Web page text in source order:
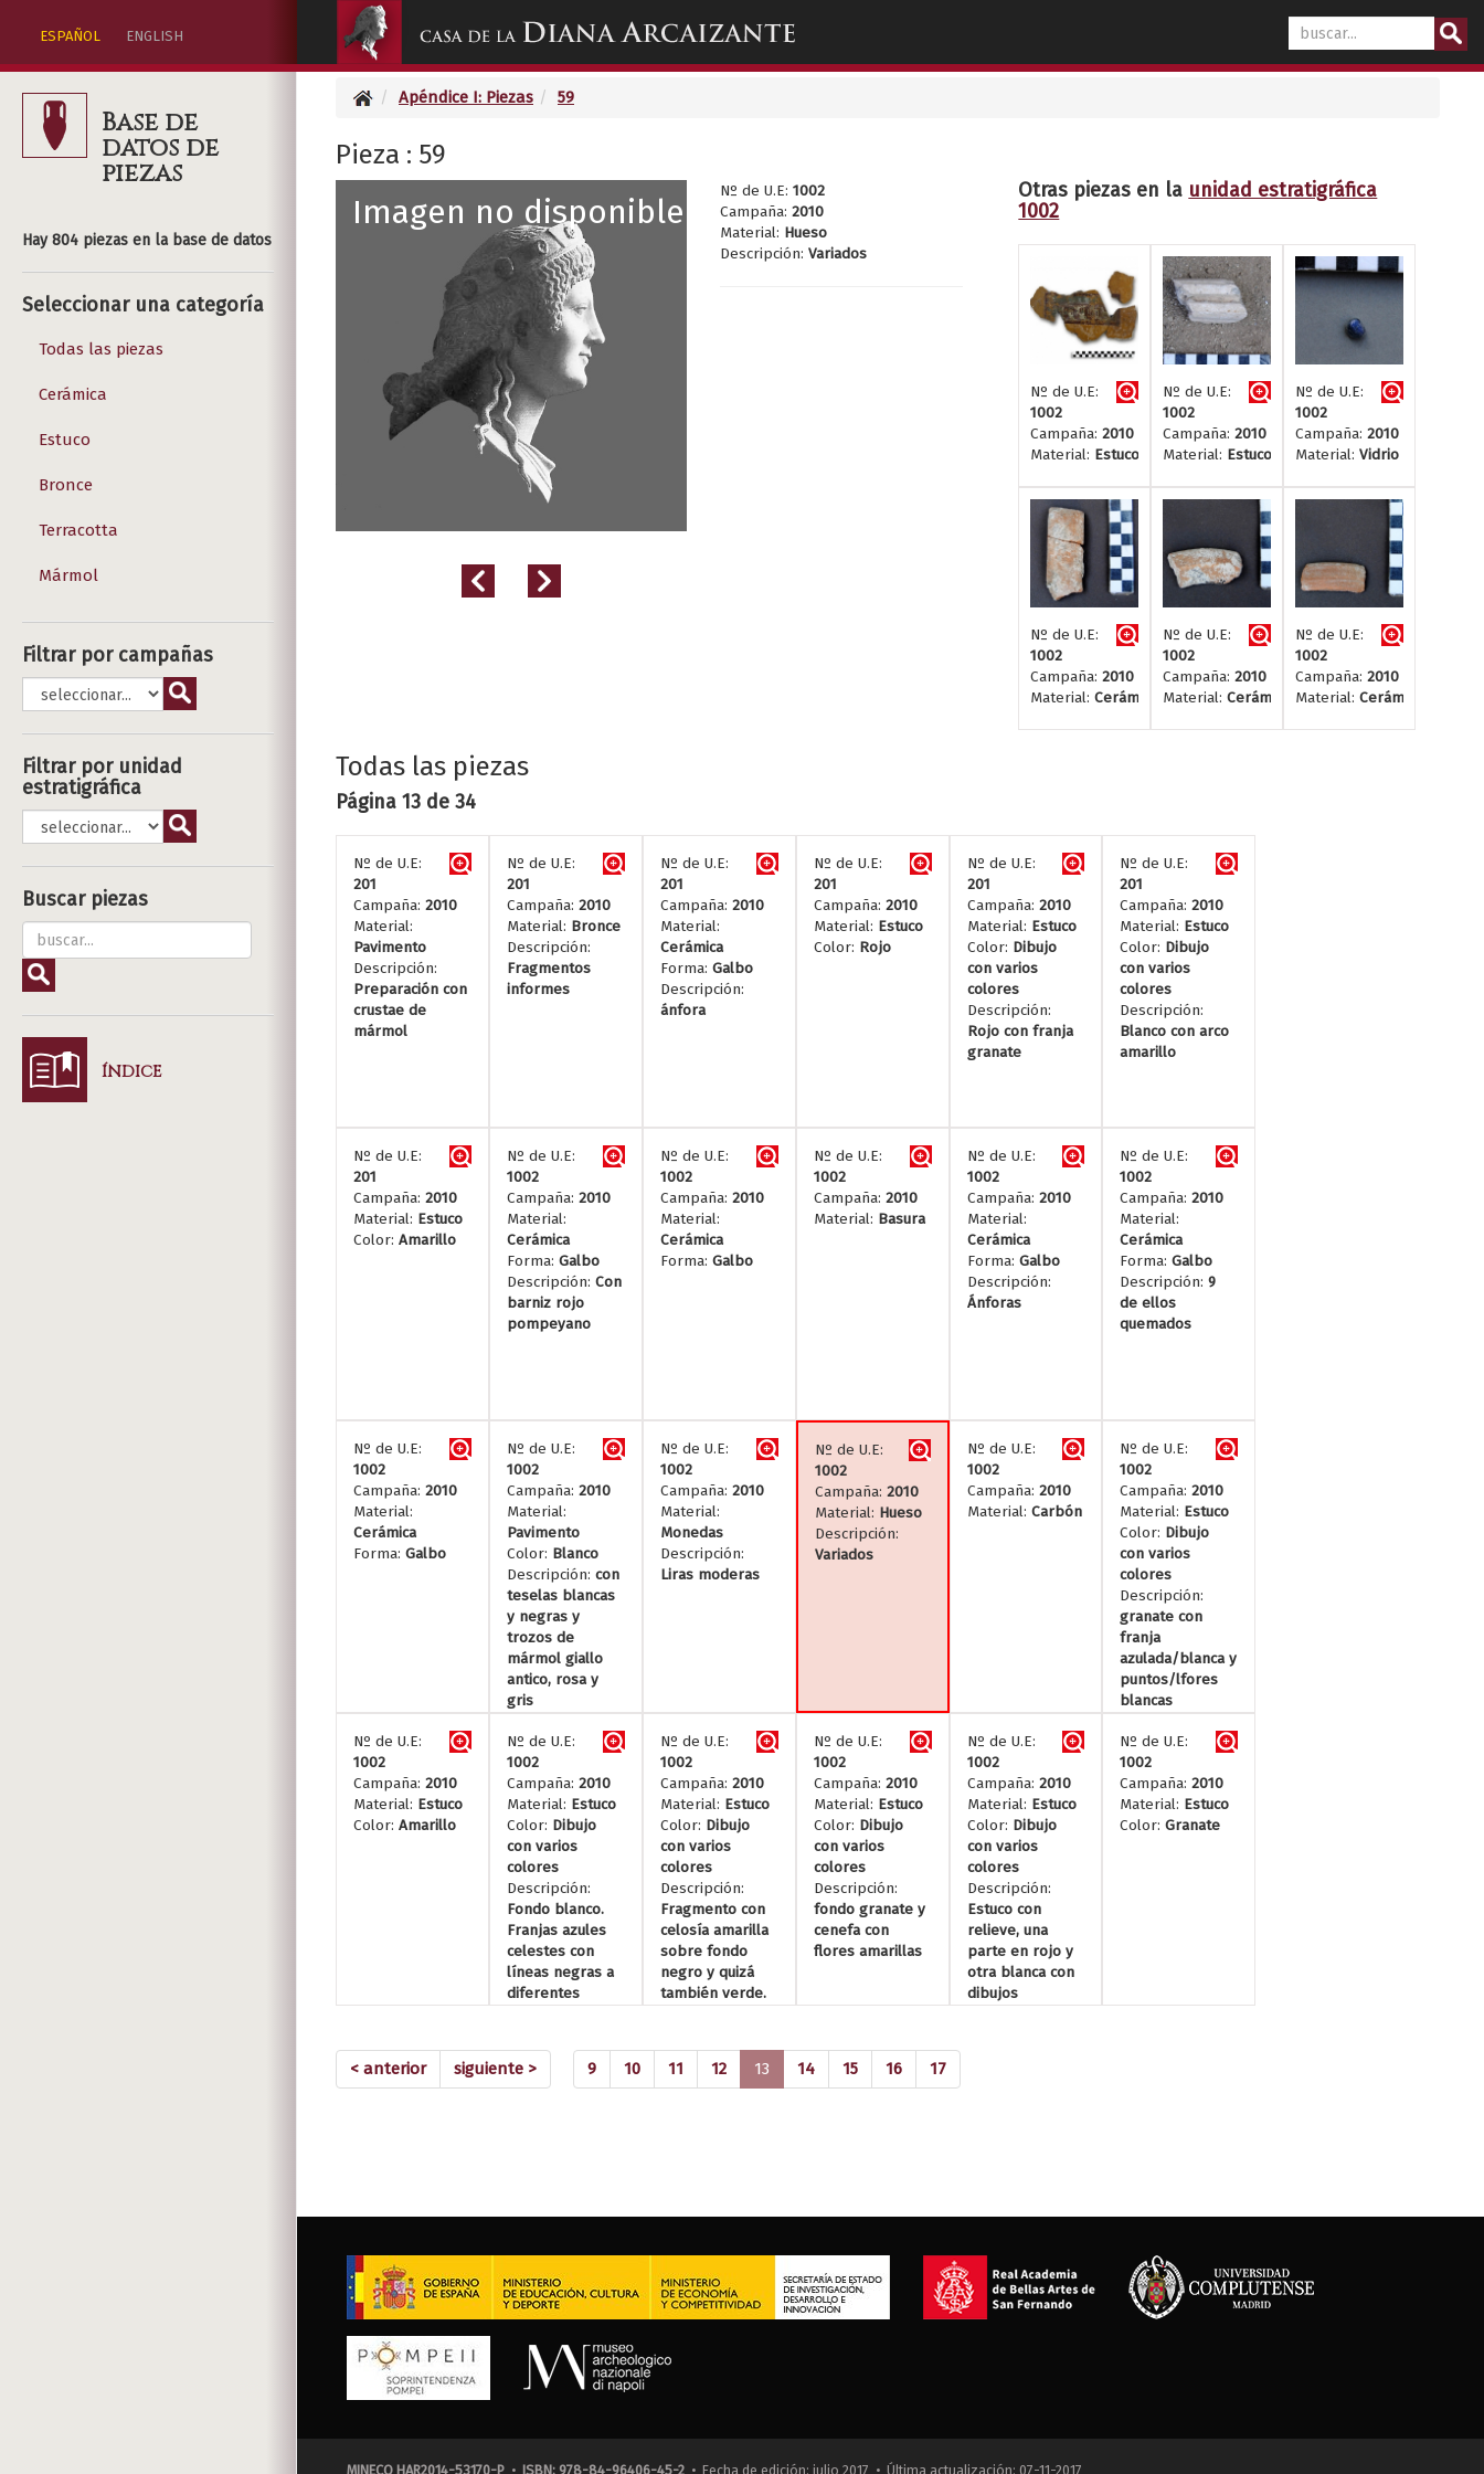
ESPAÑOL ENGLISH
Base de
datos de
piezas
Hay 804 piezas en la base de datos
Seleccionar una categoría
Todas las piezas
Cerámica
Estuco
Bronce
Terracotta
Mármol
Filtrar por campañas
Filtrar por unidad
estratigráfica
Buscar piezas
ÍNDICE
Apéndice I: Piezas 59
Pieza : 59
Imagen no disponible
Nº de U.E:1002
Campaña:2010
Material: Hueso
Descripción:Variados
Otras piezas en la unidad estratigráfica
1002
Nº de U.E:
1002
Campaña:2010
Material: Estuco
Nº de U.E:
1002
Campaña:2010
Material: Estuco
Nº de U.E:
1002
Campaña:2010
Material:Vidrio
Nº de U.E:
1002
Campaña:2010
Material:Cerámica
Nº de U.E:
1002
Campaña:2010
Material:Cerámica
Nº de U.E:
1002
Campaña:2010
Material:Cerámica
Todas las piezas
Página 13 de 34
Nº de U.E:
201
Campaña: 2010
Material:
Pavimento
Descripción:
Preparación con
crustae de
mármol
Nº de U.E:
201
Campaña: 2010
Material: Bronce
Descripción:
Fragmentos
informes
Nº de U.E:
201
Campaña: 2010
Material:
Cerámica
Forma: Galbo
Descripción:
ánfora
Nº de U.E:
201
Campaña: 2010
Material: Estuco
Color: Rojo
Nº de U.E:
201
Campaña: 2010
Material: Estuco
Color: Dibujo
con varios
colores
Descripción:
Rojo con franja
granate
Nº de U.E:
201
Campaña:2010
Material: Estuco
Color: Dibujo
con varios
colores
Descripción:
Blanco con arco
amarillo
Nº de U.E:
201
Campaña: 2010
Material: Estuco
Color: Amarillo
Nº de U.E:
1002
Campaña: 2010
Material:
Cerámica
Forma: Galbo
Descripción: Con
barniz rojo
pompeyano
Nº de U.E:
1002
Campaña: 2010
Material:
Cerámica
Forma: Galbo
Nº de U.E:
1002
Campaña: 2010
Material: Basura
Nº de U.E:
1002
Campaña: 2010
Material:
Cerámica
Forma: Galbo
Descripción:
Ánforas
Nº de U.E:
1002
Campaña:2010
Material:
Cerámica
Forma:Galbo
Descripción:9
de ellos
quemados
Nº de U.E:
1002
Campaña: 2010
Material:
Cerámica
Forma: Galbo
Nº de U.E:
1002
Campaña: 2010
Material:
Pavimento
Color: Blanco
Descripción: con
teselas blancas
y negras y
trozos de
mármol giallo
antico, rosa y
gris
Nº de U.E:
1002
Campaña: 2010
Material:
Monedas
Descripción:
Liras moderas
Nº de U.E:
1002
Campaña: 2010
Material: Hueso
Descripción:
Variados
Nº de U.E:
1002
Campaña: 2010
Material: Carbón
Nº de U.E:
1002
Campaña:2010
Material: Estuco
Color: Dibujo
con varios
colores
Descripción:
granate con
franja
azulada/blanca y
puntos/lfores
blancas
Nº de U.E:
1002
Campaña: 2010
Material: Estuco
Color: Amarillo
Nº de U.E:
1002
Campaña: 2010
Material: Estuco
Color: Dibujo
con varios
colores
Descripción:
Fondo blanco.
Franjas azules
celestes con
líneas negras a
diferentes
rojas.
Nº de U.E:
1002
Campaña: 2010
Material: Estuco
Color: Dibujo
con varios
colores
Descripción:
Fragmento con
celosía amarilla
sobre fondo
negro y quizá
también verde.
Nº de U.E:
1002
Campaña: 2010
Material: Estuco
Color: Dibujo
con varios
colores
Descripción:
fondo granate y
cenefa con
flores amarillas
Nº de U.E:
1002
Campaña: 2010
Material: Estuco
Color: Dibujo
con varios
colores
Descripción:
Estuco con
relieve, una
parte en rojo y
otra blanca con
dibujos
Nº de U.E:
1002
Campaña:2010
Material: Estuco
Color:Granate
< anterior 9 10 11 12 13 (current)
14 15 16 17
siguiente >
MINECO HAR2014-53170-P • ISBN: 978-84-96406-45-2 • Fecha de edición: julio 2017 • Última actualización: 07-11-2017